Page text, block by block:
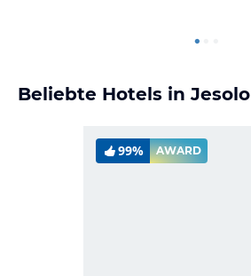
Beliebte Hotels in Jesolo
99% AWARD